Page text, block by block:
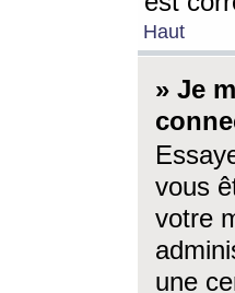
Haut
» Je
vous
votre
une